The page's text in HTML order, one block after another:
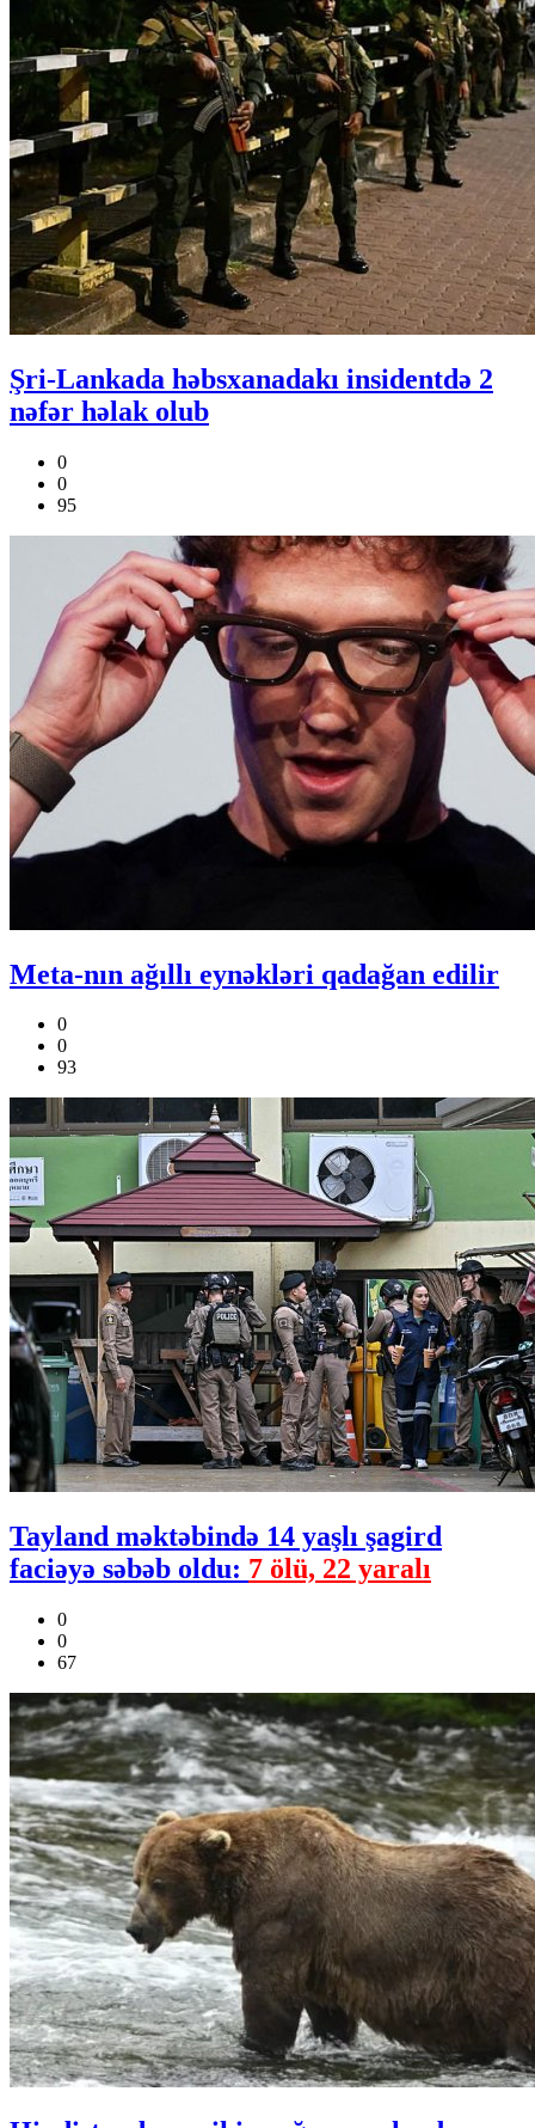
Şri-Lankada həbsxanadakı insidentdə 2
nəfər həlak olub
0
0
95
Meta-nın ağıllı eynəkləri qadağan edilir
0
0
93
Tayland məktəbində 14 yaşlı şagird
faciəyə səbəb oldu: 7 ölü, 22 yaralı
0
0
67